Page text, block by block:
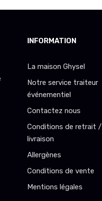
INFORMATION
La maison Ghysel
Notre service traiteur
événementiel
Contactez nous
Conditions de retrait /
livraison
Allergènes
Conditions de vente
Mentions légales